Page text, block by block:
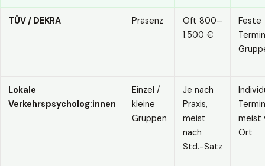
TÜV / DEKRA Präsenz
Oft 800–
1.500 €
Feste
Lokale
Verkehrspsycholog:innen
Einzel /
kleine
Gruppen
Je nach
Praxis,
meist
nach
Std.-Satz
meist
Ort